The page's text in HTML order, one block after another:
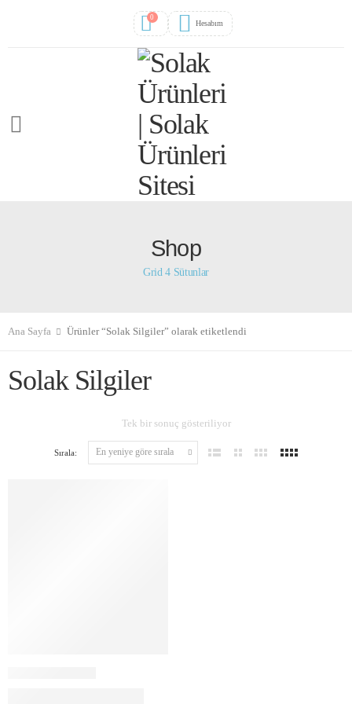
0
Hesabım
Shop
Grid 4 Sütunlar
Ana Sayfa Ürünler “Solak Silgiler” olarak etiketlendi
Solak Silgiler
Tek bir sonuç gösteriliyor
Sırala: